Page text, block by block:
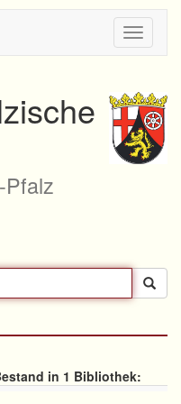
ein/
in 1 Bibliothek: